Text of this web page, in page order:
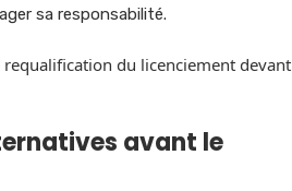
sa responsabilité.
du licenciement devant
avant le